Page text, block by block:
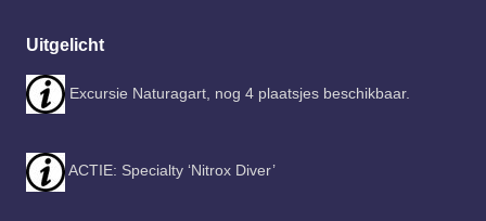
Uitgelicht
Excursie Naturagart, nog 4 plaatsjes beschikbaar.
ACTIE: Specialty ‘Nitrox Diver’